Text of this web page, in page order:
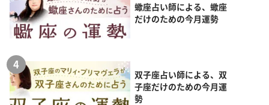
蠍座占い師による、蠍座
だけのための今月運勢
双子座占い師による、双
子座だけのための今月運
勢